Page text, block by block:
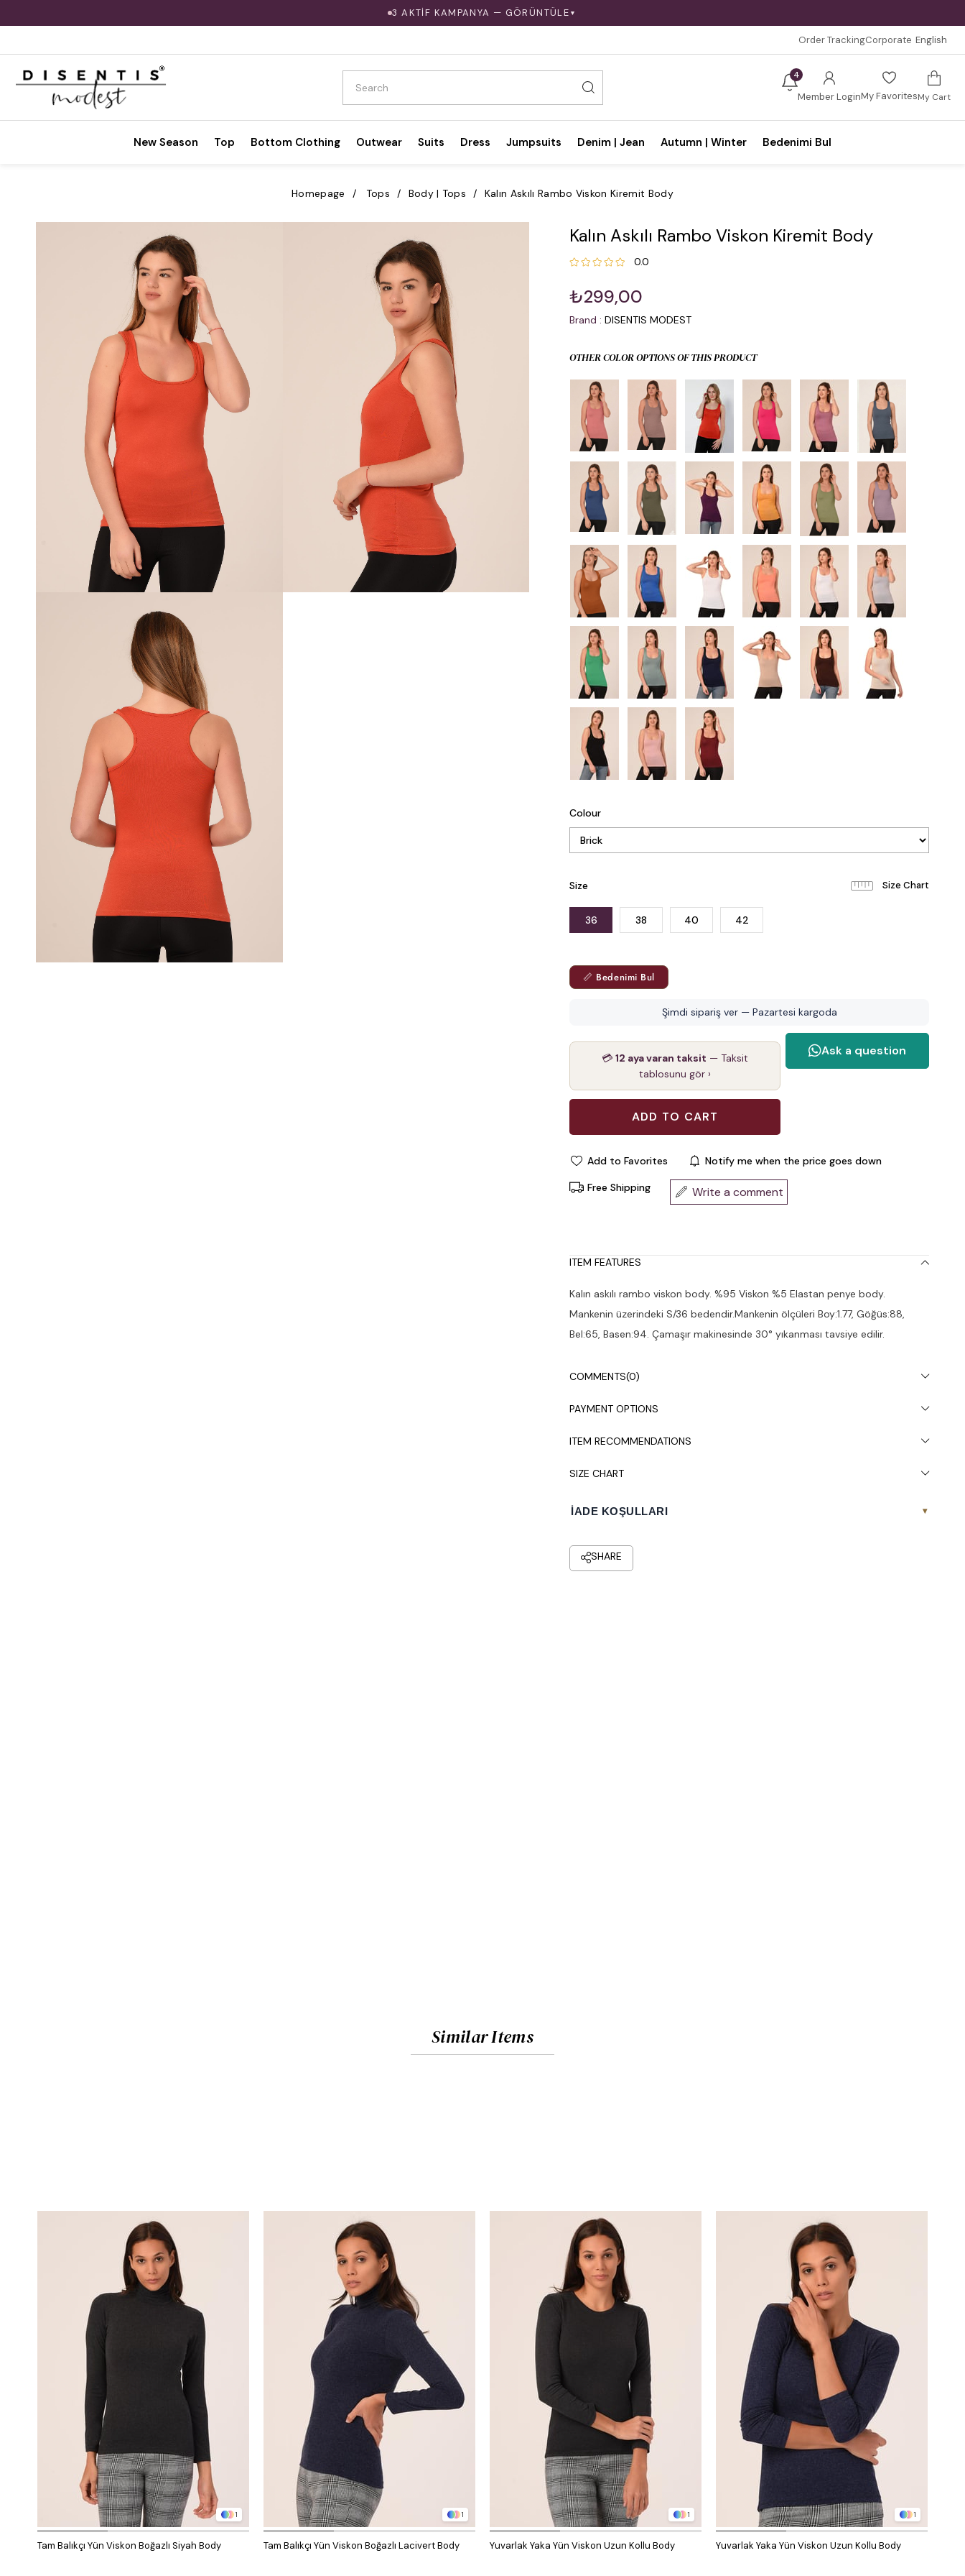
3 AKTİF KAMPANYA — GÖRÜNTÜLE ▼
Order TrackingCorporate English
4
Member LoginMy FavoritesMy Cart
New Season Top Bottom Clothing Outwear Suits Dress Jumpsuits Denim | Jean Autumn | Winter Bedenimi Bul
Homepage Tops Body | Tops Kalın Askılı Rambo Viskon Kiremit Body
Kalın Askılı Rambo Viskon Kiremit Body
0.0
₺299,00
Brand : DISENTIS MODEST
OTHER COLOR OPTIONS OF THIS PRODUCT
Colour
Size
36 38 40 42
📏 Bedenimi Bul
Şimdi sipariş ver — Pazartesi kargoda
💳12 aya varan taksit — Taksit
tablosunu gör ›
Add to Favorites Notify me when the price goes down
Free Shipping Write a comment
ITEM FEATURES
Kalın askılı rambo viskon body. %95 Viskon %5 Elastan penye body.
Mankenin üzerindeki S/36 bedendir.Mankenin ölçüleri Boy:1.77, Göğüs:88,
Bel:65, Basen:94. Çamaşır makinesinde 30° yıkanması tavsiye edilir.
COMMENTS(0)
PAYMENT OPTIONS
ITEM RECOMMENDATIONS
SIZE CHART
İADE KOŞULLARI ▾
Similar Items
1
Tam Balıkçı Yün Viskon Boğazlı Siyah Body
1
Tam Balıkçı Yün Viskon Boğazlı Lacivert Body
1
Yuvarlak Yaka Yün Viskon Uzun Kollu Body
1
Yuvarlak Yaka Yün Viskon Uzun Kollu Body